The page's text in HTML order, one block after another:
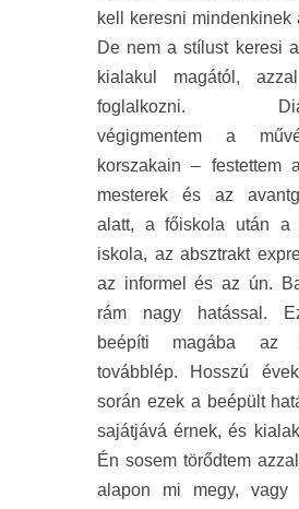
kell keresni mindenkinek
De nem a stílust keresi
kialakul magától,
foglalkozni.
végigmentem a
korszakain – festettem
mesterek és az
alatt, a főiskola után a
iskola, az absztrakt
az informel és az ún.
rám nagy hatással.
beépíti magába az
továbblép. Hosszú
során ezek a beépült
sajátjává érnek, és
Én sosem törődtem
alapon mi megy, vagy